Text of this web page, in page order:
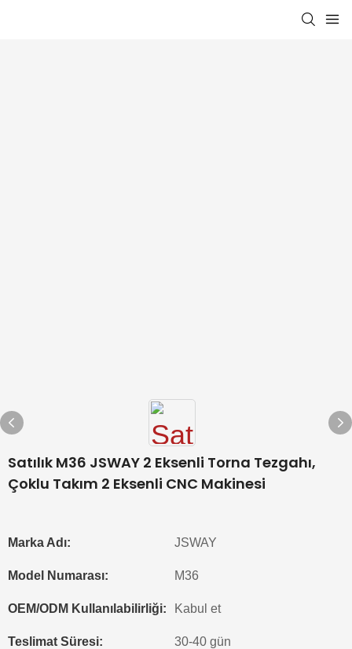
Satılık M36 JSWAY 2 Eksenli Torna Tezgahı,
Çoklu Takım 2 Eksenli CNC Makinesi
Marka Adı: JSWAY
Model Numarası: M36
OEM/ODM Kullanılabilirliği: Kabul et
Teslimat Süresi: 30-40 gün